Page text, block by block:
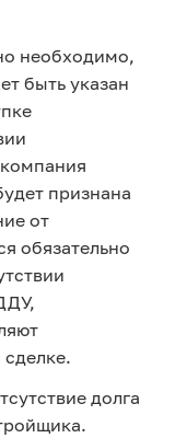
необходимо,
быть указан
признана
от
обязательно
долга